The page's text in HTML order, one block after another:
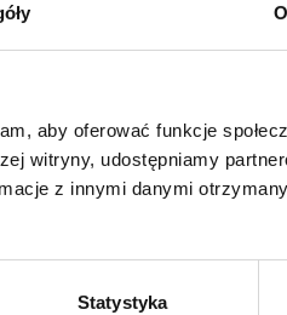
aby oferować funkcje
witryny, udostępniamy
z innymi danymi
Statystyka